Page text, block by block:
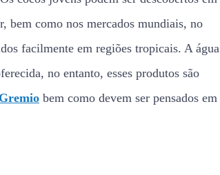
bem como nos mercados mundiais, no
facilmente em regiões tropicais. A água
no entanto, esses produtos são
bem como devem ser pensados em